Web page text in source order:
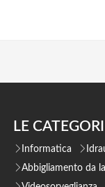
LE
Informatica
Abbigliamento da